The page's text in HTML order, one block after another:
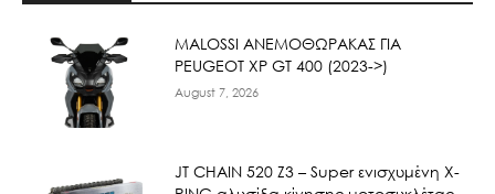
ΜΑLOSSI ΑΝΕΜΟΘΩΡΑΚΑΣ ΓΙΑ
PEUGEOT XP GT 400 (2023->)
August 7, 2026
JT CHAIN 520 Ζ3 – Super ενισχυμένη X-